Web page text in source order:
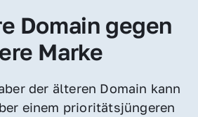
Domain gegen
Marke
der älteren Domain kann
einem prioritätsjüngeren